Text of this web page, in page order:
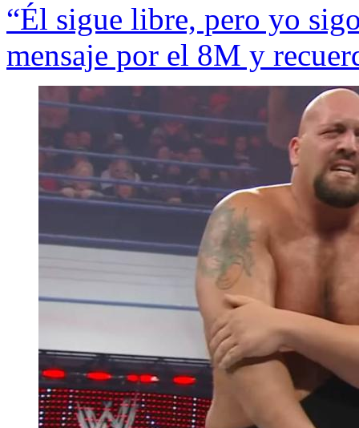
“Él sigue libre, pero yo
mensaje por el 8M y